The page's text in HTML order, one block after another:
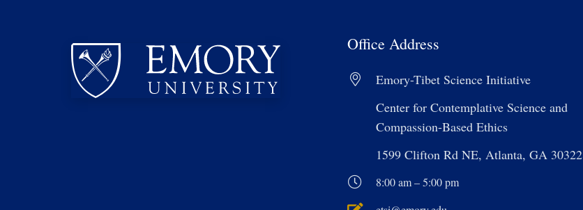
Office Address
Emory-Tibet Science Initiative
Center for Contemplative Science and
Compassion-Based Ethics
1599 Clifton Rd NE, Atlanta, GA 30322
8:00 am – 5:00 pm